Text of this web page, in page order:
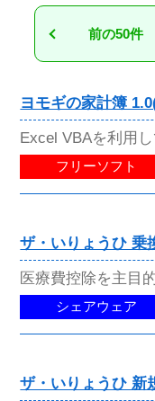
前の50件
ヨモギの家計簿
Excel VBAを利用
フリーソフト
ザ・いりょうひ 乗
医療費控除を主目
シェアウェア
ザ・いりょうひ 新